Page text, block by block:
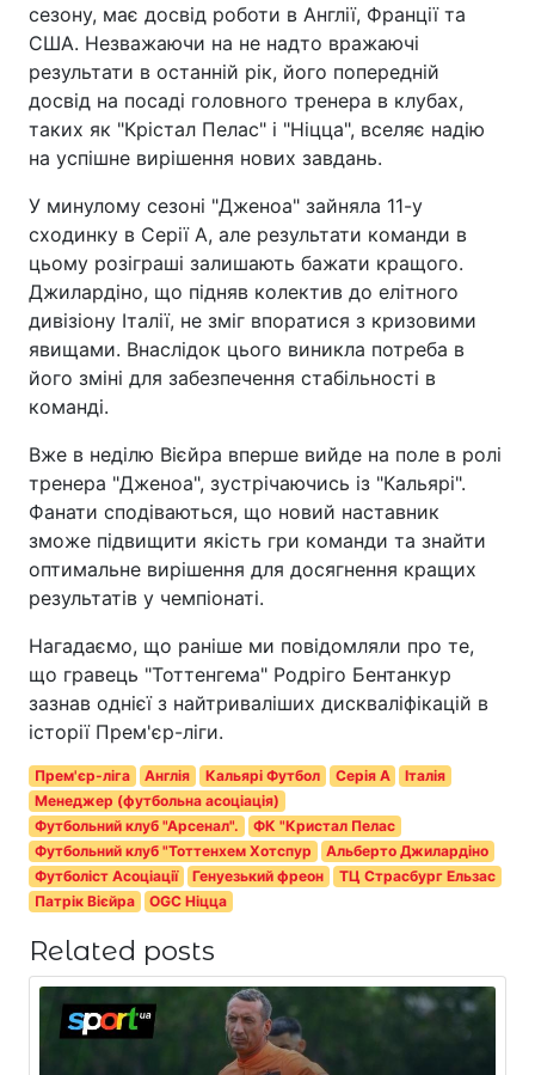
сезону, має досвід роботи в Англії, Франції та
США. Незважаючи на не надто вражаючі
результати в останній рік, його попередній
досвід на посаді головного тренера в клубах,
таких як "Крістал Пелас" і "Ніцца", вселяє надію
на успішне вирішення нових завдань.
У минулому сезоні "Дженоа" зайняла 11-у
сходинку в Серії А, але результати команди в
цьому розіграші залишають бажати кращого.
Джилардіно, що підняв колектив до елітного
дивізіону Італії, не зміг впоратися з кризовими
явищами. Внаслідок цього виникла потреба в
його зміні для забезпечення стабільності в
команді.
Вже в неділю Вієйра вперше вийде на поле в ролі
тренера "Дженоа", зустрічаючись із "Кальярі".
Фанати сподіваються, що новий наставник
зможе підвищити якість гри команди та знайти
оптимальне вирішення для досягнення кращих
результатів у чемпіонаті.
Нагадаємо, що раніше ми повідомляли про те,
що гравець "Тоттенгема" Родріго Бентанкур
зазнав однієї з найтриваліших дискваліфікацій в
історії Прем'єр-ліги.
Прем'єр-ліга Англія Кальярі Футбол Серія A
Італія
Менеджер (футбольна асоціація)
Футбольний клуб "Арсенал".
ФК "Кристал Пелас
Футбольний клуб "Тоттенхем Хотспур
Альберто Джилардіно
Футболіст Асоціації
Генуезький фреон
ТЦ Страсбург Ельзас
Патрік Вієйра
OGC Ніцца
Related posts